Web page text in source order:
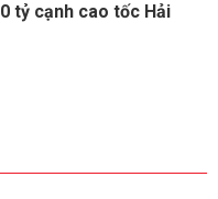
tỷ cạnh cao tốc Hải